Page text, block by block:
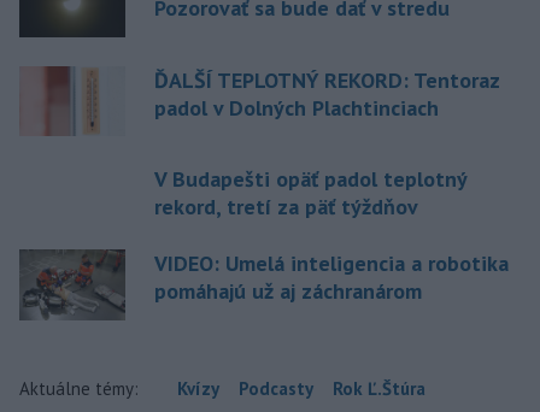
Pozorovať sa bude dať v stredu
ĎALŠÍ TEPLOTNÝ REKORD: Tentoraz
padol v Dolných Plachtinciach
V Budapešti opäť padol teplotný
rekord, tretí za päť týždňov
VIDEO: Umelá inteligencia a robotika
pomáhajú už aj záchranárom
Aktuálne témy: Kvízy Podcasty Rok Ľ.Štúra